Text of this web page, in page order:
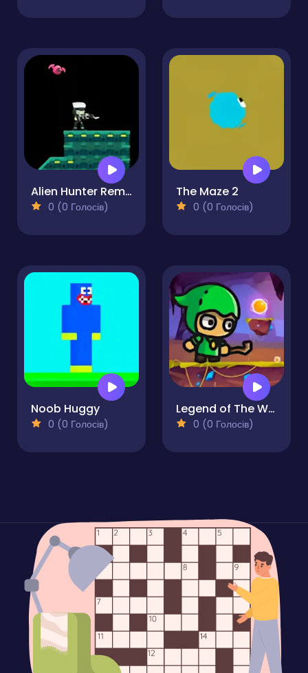
Alien Hunter Remastered
0 (0 Голосів)
The Maze 2
0 (0 Голосів)
Noob Huggy
0 (0 Голосів)
Legend of The Witcher
0 (0 Голосів)